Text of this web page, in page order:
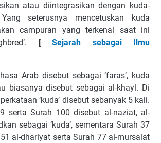
atau diintegrasikan dengan kuda-
seterusnya mencetuskan kuda
campuran yang terkenal saat ini
[Sejarah sebagai Ilmu
Arab disebut sebagai ‘faras’, kuda
biasanya disebut sebagai al-khayl. Di
‘kuda’ disebut sebanyak 5 kali.
serta Surah 100 disebut al-naziat, al-
sebagai ‘kuda’, sementara Surah 37
al-dhariyat serta Surah 77 al-mursalat